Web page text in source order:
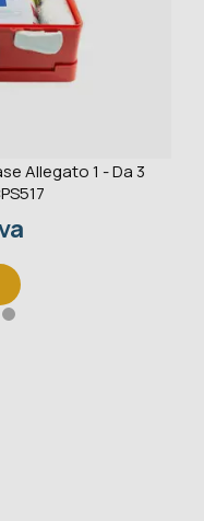
Allegato 1 - Da 3